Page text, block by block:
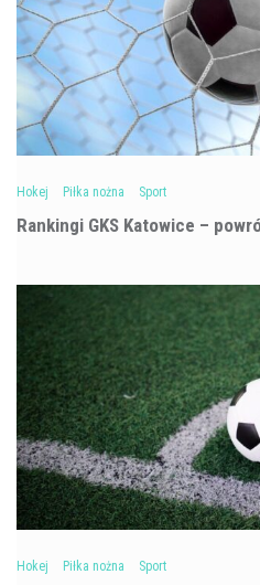
Hokej Piłka nożna Sport
Rankingi GKS Katowice –
Hokej Piłka nożna Sport